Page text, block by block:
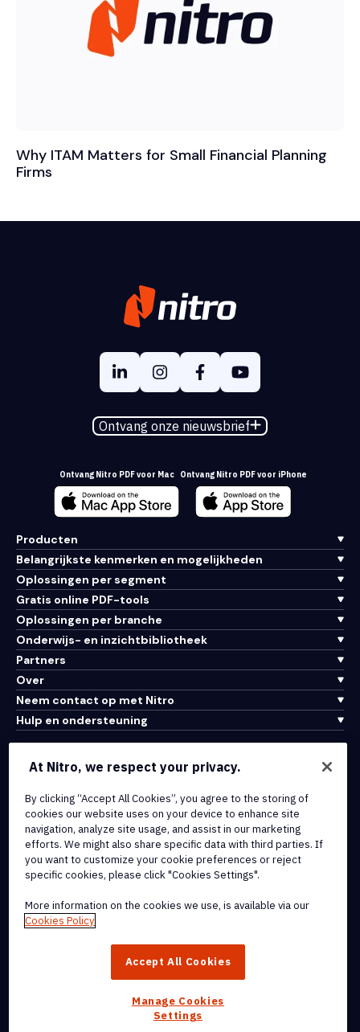
Why ITAM Matters for Small Financial Planning
Firms
Ontvang onze nieuwsbrief
Ontvang Nitro PDF voor Mac Ontvang Nitro PDF voor iPhone
Producten
Belangrijkste kenmerken en mogelijkheden
Oplossingen per segment
Gratis online PDF-tools
Oplossingen per branche
Onderwijs- en inzichtbibliotheek
Partners
Over
Neem contact op met Nitro
Hulp en ondersteuning
Integraties en API-connectiviteit
Cookiebeleid
Copyrightbeleid
Alle voorwaarden en beleidsmaatregelen
© 2026 Nitro Software, Inc. Inc. Alle rechten voorbehouden.
Nitro, het Nitro-logo, Nitro Productivity Platform, Nitro PDF Pro, Nitro
dochterondernemingen in de Verenigde Staten en/of andere
At Nitro, we respect your privacy.
By clicking “Accept All Cookies”, you agree to the storing of
cookies our website uses on your device to enhance site
navigation, analyze site usage, and assist in our marketing
efforts. We might also share specific data with third parties. If
you want to customize your cookie preferences or reject
specific cookies, please click "Cookies Settings".
More information on the cookies we use, is available via our
Cookies Policy
Accept All Cookies
Manage Cookies
Settings